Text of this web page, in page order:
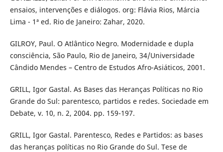
ensaios, intervenções e diálogos. org: Flávia Rios, Márcia
Lima - 1ª ed. Rio de Janeiro: Zahar, 2020.
GILROY, Paul. O Atlântico Negro. Modernidade e dupla
consciência, São Paulo, Rio de Janeiro, 34/Universidade
Cândido Mendes – Centro de Estudos Afro-Asiáticos, 2001.
GRILL, Igor Gastal. As Bases das Heranças Políticas no Rio
Grande do Sul: parentesco, partidos e redes. Sociedade em
Debate, v. 10, n. 2, 2004. pp. 159-197.
GRILL, Igor Gastal. Parentesco, Redes e Partidos: as bases
das heranças políticas no Rio Grande do Sul. Tese de